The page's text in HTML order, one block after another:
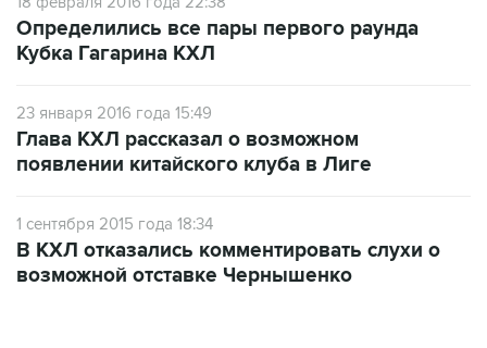
Определились все пары первого раунда
Кубка Гагарина КХЛ
23 января 2016 года 15:49
Глава КХЛ рассказал о возможном
появлении китайского клуба в Лиге
1 сентября 2015 года 18:34
В КХЛ отказались комментировать слухи о
возможной отставке Чернышенко